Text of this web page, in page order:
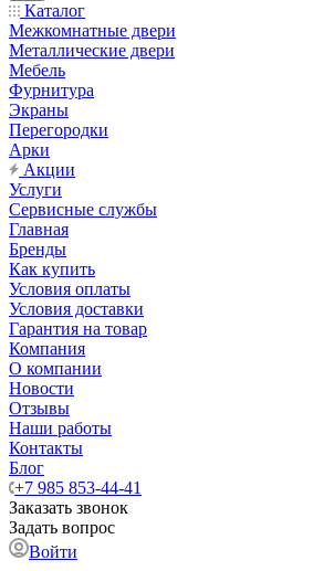
Каталог
Межкомнатные двери
Металлические двери
Мебель
Фурнитура
Экраны
Перегородки
Арки
Акции
Услуги
Сервисные службы
Главная
Бренды
Как купить
Условия оплаты
Условия доставки
Гарантия на товар
Компания
О компании
Новости
Отзывы
Наши работы
Контакты
Блог
+7 985 853-44-41
Заказать звонок
Задать вопрос
Войти